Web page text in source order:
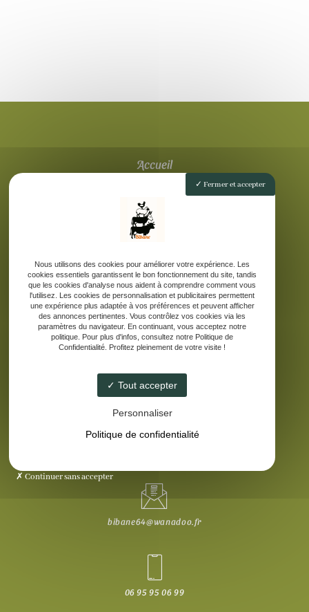
Accueil
La ferme pédagogique
Elevage d’âne des Pyrénées
Nos produits laitiers
Galerie
bibane64@wanadoo.fr
06 95 95 06 99
Fermer et accepter
Nous utilisons des cookies pour améliorer votre expérience. Les
cookies essentiels garantissent le bon fonctionnement du site, tandis
que les cookies d'analyse nous aident à comprendre comment vous
l'utilisez. Les cookies de personnalisation et publicitaires permettent
une expérience plus adaptée à vos préférences et peuvent afficher
des annonces pertinentes. Vous contrôlez vos cookies via les
paramètres du navigateur. En continuant, vous acceptez notre
politique. Pour plus d'infos, consultez notre Politique de
Confidentialité. Profitez pleinement de votre visite !
Tout accepter
Personnaliser
Politique de confidentialité
Continuer sans accepter